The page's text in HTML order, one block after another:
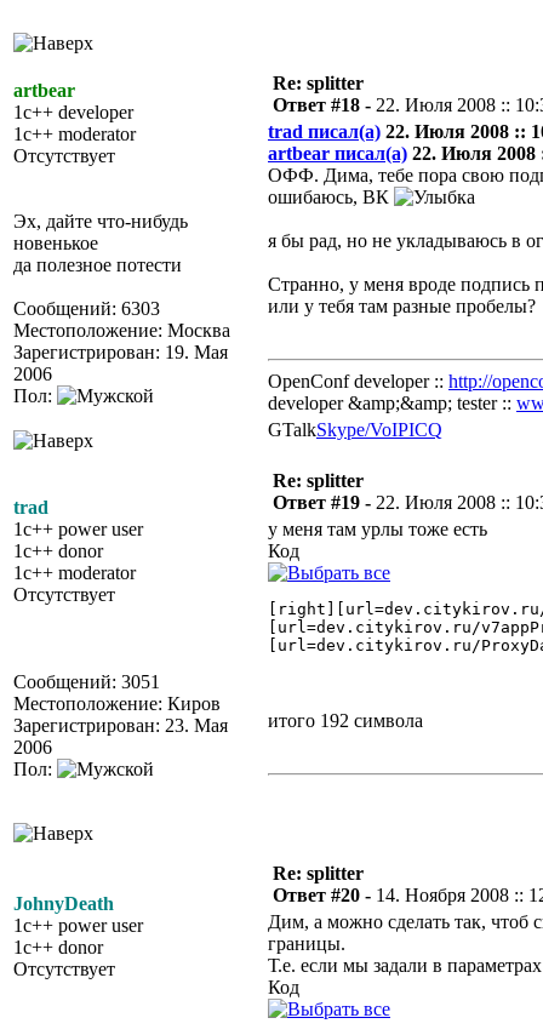
artbear
1c++ developer
1c++ moderator
Отсутствует
Эх, дайте что-нибудь
новенькое
да полезное потести
Сообщений: 6303
Местоположение: Москва
Зарегистрирован: 19. Мая
2006
Пол:
Re: splitter
Ответ #18 - 22. Июля 2008 ::
trad писал(а) 22. Июля 2008 ::
artbear писал(а) 22. Июля 2008
ОФФ. Дима, тебе пора свою
ошибаюсь, ВК
я бы рад, но не укладываюсь в
Странно, у меня вроде подпись
или у тебя там разные пробелы?
OpenConf developer :: http://
developer &amp;&amp; tester ::
GTalkSkype/VoIPICQ
trad
1c++ power user
1c++ donor
1c++ moderator
Отсутствует
Сообщений: 3051
Местоположение: Киров
Зарегистрирован: 23. Мая
2006
Пол:
Re: splitter
Ответ #19 - 22. Июля 2008 ::
у меня там урлы тоже есть
Код
[url=dev.citykirov.ru/
[url=dev.citykirov.ru/
итого 192 символа
JohnyDeath
1c++ power user
1c++ donor
Отсутствует
Re: splitter
Ответ #20 - 14. Ноября 2008 ::
Дим, а можно сделать так, чтоб
границы.
Т.е. если мы задали в
Код